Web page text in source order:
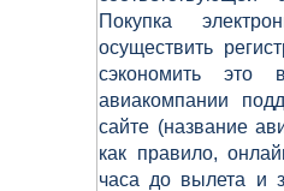
Покупка
осуществить
сэкономить это
авиакомпании
сайте (название
как правило,
часа до вылета и